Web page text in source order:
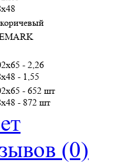
- 2,26
- 1,55
- 652 шт
- 872 шт
(0)